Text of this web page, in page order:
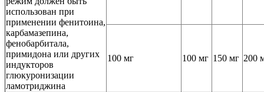
использован при
применении фенитоина,
карбамазепина,
фенобарбитала,
примидона или других
индукторов
глюкуронизации
ламотриджина
100 мг 100 мг 150 мг 200